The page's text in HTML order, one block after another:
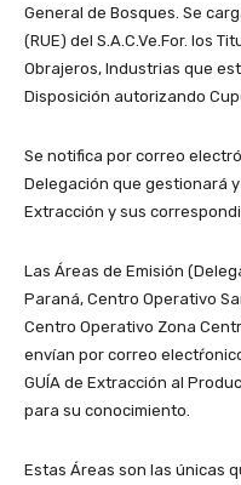
General de Bosques. Se
(RUE) del S.A.C.Ve.For. los
Obrajeros, Industrias que
Disposición autorizando
Se notifica por correo
Delegación que gestionará
Extracción y sus
Las Áreas de Emisión
Paraná, Centro Operativo
Centro Operativo Zona
envían por correo
GUÍA de Extracción al
para su conocimiento.
Estas Áreas son las únicas